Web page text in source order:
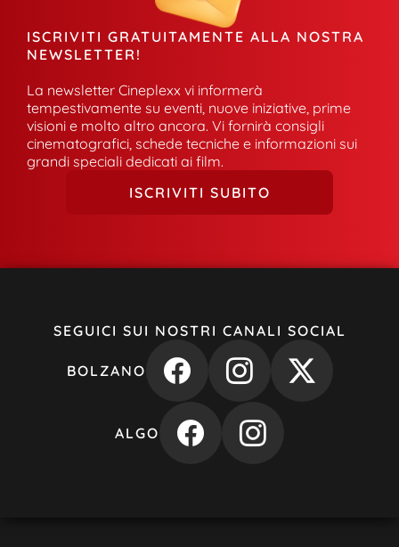
ISCRIVITI GRATUITAMENTE ALLA NOSTRA
NEWSLETTER!
La newsletter Cineplexx vi informerà
tempestivamente su eventi, nuove iniziative, prime
visioni e molto altro ancora. Vi fornirà consigli
cinematografici, schede tecniche e informazioni sui
grandi speciali dedicati ai film.
ISCRIVITI SUBITO
SEGUICI SUI NOSTRI CANALI SOCIAL
BOLZANO
ALGO